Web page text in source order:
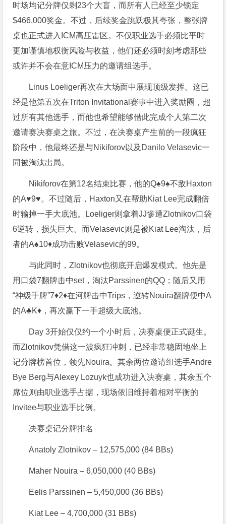
时场均记分牌仅剩23个大盲，而所有人已经至少锁定
$466,000奖金。不过，后续奖金跳跃极其夸张，整张牌
桌也正式进入ICM高压雷区。不仅职业选手必须比平时
更加谨慎地权衡风险与收益，他们还必须时刻考虑那些
或许并不会在意ICM压力的邀请组选手。
Linus Loeliger再次在大场面中展现顶级发挥。这已
经是他第五次在Triton Invitational赛事中进入奖励圈，超
过所有其他选手，而他也希望能够借此完成个人第二次
邀请赛决赛桌之旅。不过，在决赛桌产生前的一段疯狂
阶段中，他最终还是与Nikiforov以及Danilo Velasevic一
同被淘汰出局。
Nikiforov在第12名结束比赛，他的Q♠️9♠️不敌Haxton
的A♥️9♥️。不过随后，Haxton又在帮助Kiat Lee完成翻倍
时输掉一手大底池。Loeliger则拿着JJ惨遭Zlotnikov口袋
6逆转，损失巨大。而Velasevic则是被Kiat Lee淘汰，后
者的A♠️10♦️成功击败Velasevic的99。
与此同时，Zlotnikov也彻底开启爆发模式。他先是
用口袋7翻牌击中set，淘汰Parssinen的QQ；随后又用
“神级手牌”7♦️2♦️在河牌击中Trips，逆转Nouira翻牌便中A
的A♣️K♦️，再次赢下一手超级大底池。
Day 3开始仅仅约一个小时后，决赛桌便正式诞生。
而Zlotnikov凭借这一波疯狂冲刺，已经非常稳固地坐上
记分牌榜首位，领先Nouira。其余两位邀请组选手Andre
Bye Berg与Alexey Lozuyk也成功进入决赛桌，其余五个
席位则由职业选手占据，现场依旧维持着相对平衡的
Invitee与职业选手比例。
决赛桌记分牌排名
Anatoly Zlotnikov – 12,575,000 (84 BBs)
Maher Nouira – 6,050,000 (40 BBs)
Eelis Parssinen – 5,450,000 (36 BBs)
Kiat Lee – 4,700,000 (31 BBs)